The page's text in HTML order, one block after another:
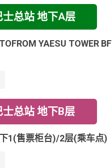
总站 地下A层
TOFROM YAESU TOWER BF
总站 地下B层
1(售票柜台)/2层(乘车点)